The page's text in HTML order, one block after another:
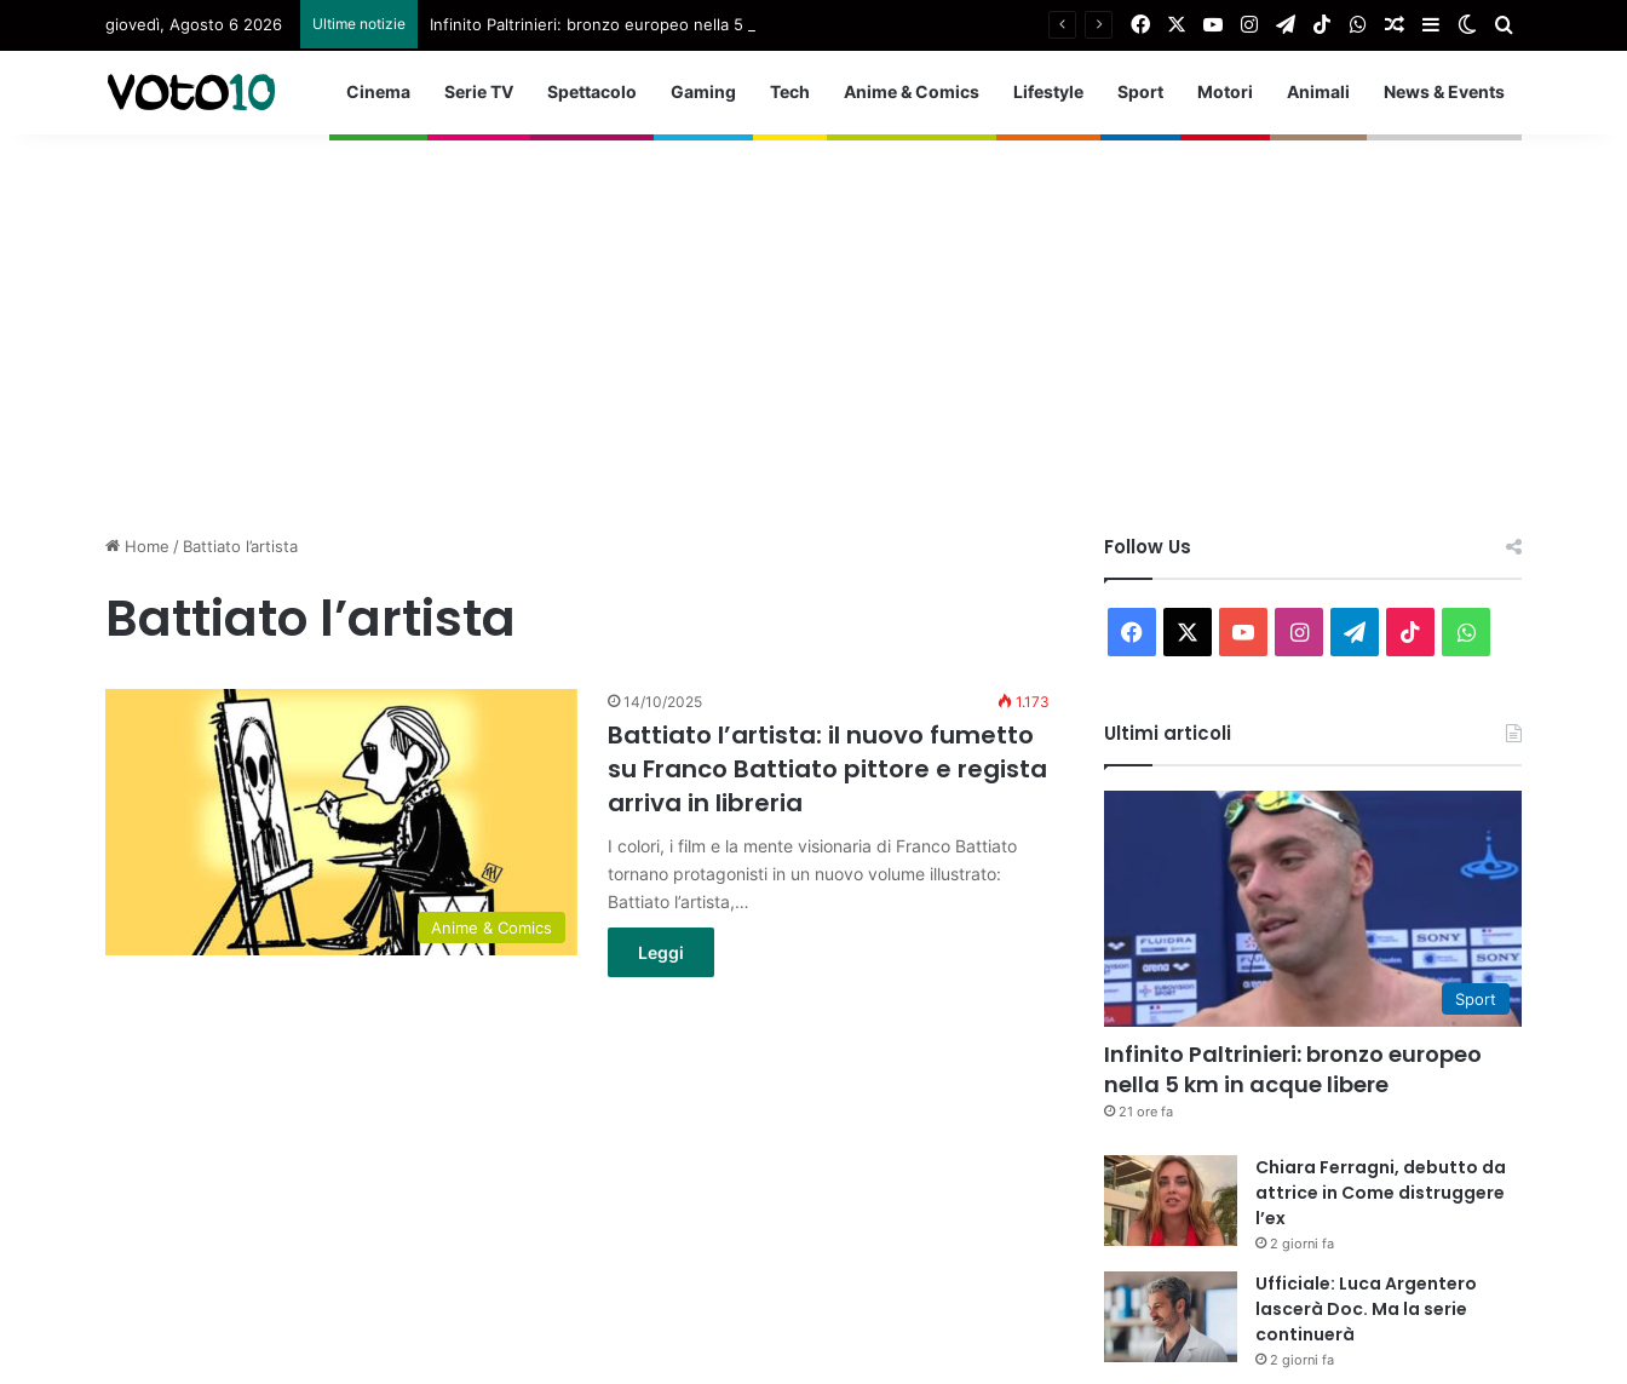
giovedì, Agosto 6 2026 Ultime notizie Infinito Paltrinieri: bronzo europeo nella 5 km in acque libere FacebookYou TubeInstagram
TelegramTikTokWhatsApp
Articolo Random
Barra laterale
Cambia aspetto
Cinema Serie TV Spettacolo Gaming Tech Anime & Comics Lifestyle Sport Motori Animali News & Events
Home / Battiato l’artista
Battiato l’artista
Anime & Comics
14/10/2025 1.173
Battiato l’artista: il nuovo fumetto
su Franco Battiato pittore e regista
arriva in libreria
I colori, i film e la mente visionaria di Franco Battiato
tornano protagonisti in un nuovo volume illustrato:
Battiato l’artista,…
Leggi
Follow Us
Facebook You InstagramTelegram
TikTokWhatsApp
Ultimi articoli
Sport
Infinito Paltrinieri: bronzo europeo
nella 5 km in acque libere
21 ore fa
Chiara Ferragni, debutto da
attrice in Come distruggere
l’ex
2 giorni fa
Ufficiale: Luca Argentero
lascerà Doc. Ma la serie
continuerà
2 giorni fa